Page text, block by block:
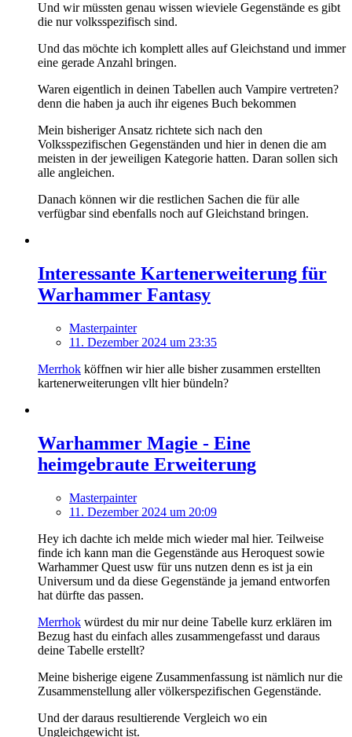
Und wir müssten genau wissen wieviele Gegenstände es gibt
die nur volksspezifisch sind.
Und das möchte ich komplett alles auf Gleichstand und immer
eine gerade Anzahl bringen.
Waren eigentlich in deinen Tabellen auch Vampire vertreten?
denn die haben ja auch ihr eigenes Buch bekommen
Mein bisheriger Ansatz richtete sich nach den
Volksspezifischen Gegenständen und hier in denen die am
meisten in der jeweiligen Kategorie hatten. Daran sollen sich
alle angleichen.
Danach können wir die restlichen Sachen die für alle
verfügbar sind ebenfalls noch auf Gleichstand bringen.
Interessante Kartenerweiterung für
Warhammer Fantasy
Masterpainter
11. Dezember 2024 um 23:35
Merrhok köffnen wir hier alle bisher zusammen erstellten
kartenerweiterungen vllt hier bündeln?
Warhammer Magie - Eine
heimgebraute Erweiterung
Masterpainter
11. Dezember 2024 um 20:09
Hey ich dachte ich melde mich wieder mal hier. Teilweise
finde ich kann man die Gegenstände aus Heroquest sowie
Warhammer Quest usw für uns nutzen denn es ist ja ein
Universum und da diese Gegenstände ja jemand entworfen
hat dürfte das passen.
Merrhok würdest du mir nur deine Tabelle kurz erklären im
Bezug hast du einfach alles zusammengefasst und daraus
deine Tabelle erstellt?
Meine bisherige eigene Zusammenfassung ist nämlich nur die
Zusammenstellung aller völkerspezifischen Gegenstände.
Und der daraus resultierende Vergleich wo ein
Ungleichgewicht ist.